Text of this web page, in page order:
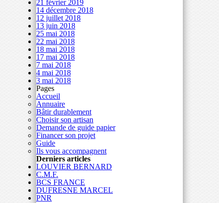
21 février 2019
14 décembre 2018
12 juillet 2018
13 juin 2018
25 mai 2018
22 mai 2018
18 mai 2018
17 mai 2018
7 mai 2018
4 mai 2018
3 mai 2018
Pages
Accueil
Annuaire
Bâtir durablement
Choisir son artisan
Demande de guide papier
Financer son projet
Guide
Ils vous accompagnent
Derniers articles
LOUVIER BERNARD
C.M.F.
BCS FRANCE
DUFRESNE MARCEL
PNR